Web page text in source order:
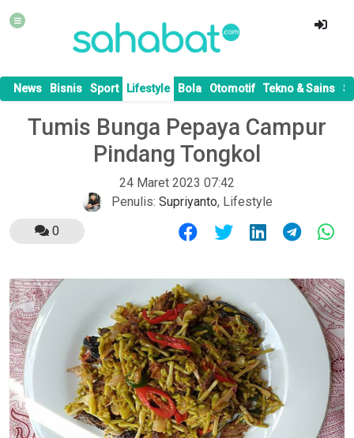
News Bisnis Sport Lifestyle Bola Otomotif Tekno & Sains
Tumis Bunga Pepaya Campur
Pindang Tongkol
24 Maret 2023 07:42
Penulis: Supriyanto, Lifestyle
0